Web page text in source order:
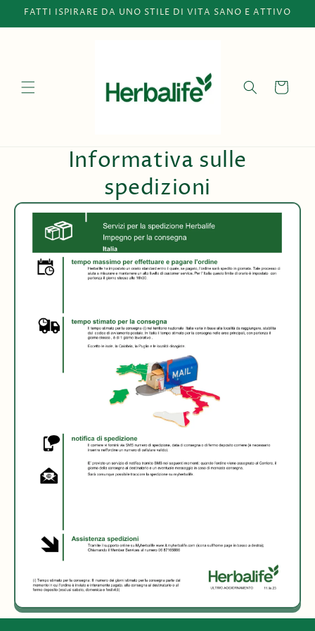
direttamente
ai contenuti
FATTI ISPIRARE DA UNO STILE DI VITA SANO E ATTIVO
Carrello
Informativa sulle
spedizioni